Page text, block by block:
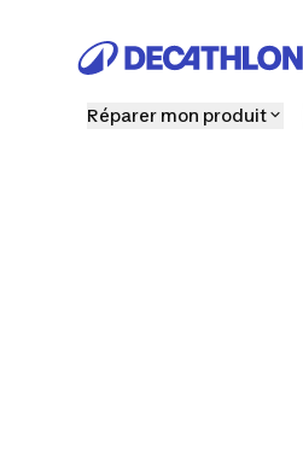
Réparer mon produit